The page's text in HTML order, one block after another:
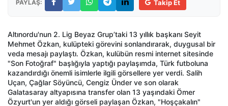
PAYLAŞ: Takip Et
Altınordu'nun 2. Lig Beyaz Grup’taki 13 yıllık başkanı Seyit
Mehmet Özkan, kulüpteki görevini sonlandırarak, duygusal bir
veda mesajı paylaştı. Özkan, kulübün resmi internet sitesinde
"Son Fotoğraf" başlığıyla yaptığı paylaşımda, Türk futboluna
kazandırdığı önemli isimlerle ilgili görsellere yer verdi. Salih
Uçan, Çağlar Söyüncü, Cengiz Ünder ve son olarak
Galatasaray altyapısına transfer olan 13 yaşındaki Ömer
Özyurt'un yer aldığı görseli paylaşan Özkan, "Hoşçakalın"